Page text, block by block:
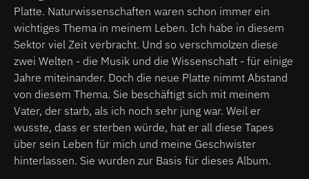
Platte. Naturwissenschaften waren schon immer ein
wichtiges Thema in meinem Leben. Ich habe in diesem
Sektor viel Zeit verbracht. Und so verschmolzen diese
zwei Welten - die Musik und die Wissenschaft - für einige
Jahre miteinander. Doch die neue Platte nimmt Abstand
von diesem Thema. Sie beschäftigt sich mit meinem
Vater, der starb, als ich noch sehr jung war. Weil er
wusste, dass er sterben würde, hat er all diese Tapes
über sein Leben für mich und meine Geschwister
hinterlassen. Sie wurden zur Basis für dieses Album.